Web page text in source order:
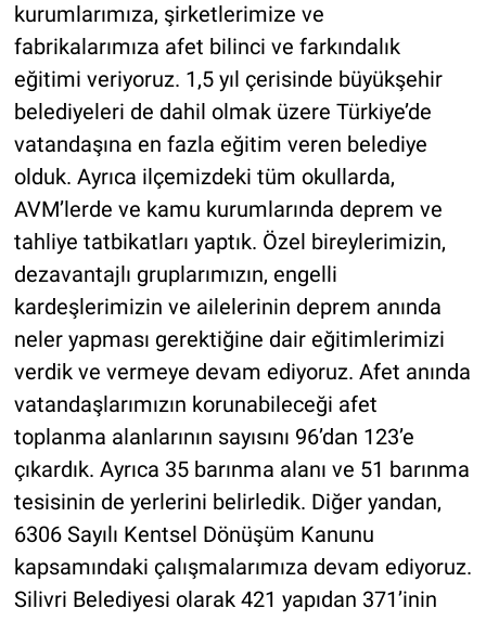
kurumlarımıza, şirketlerimize ve
fabrikalarımıza afet bilinci ve farkındalık
eğitimi veriyoruz. 1,5 yıl çerisinde büyükşehir
belediyeleri de dahil olmak üzere Türkiye’de
vatandaşına en fazla eğitim veren belediye
olduk. Ayrıca ilçemizdeki tüm okullarda,
AVM’lerde ve kamu kurumlarında deprem ve
tahliye tatbikatları yaptık. Özel bireylerimizin,
dezavantajlı gruplarımızın, engelli
kardeşlerimizin ve ailelerinin deprem anında
neler yapması gerektiğine dair eğitimlerimizi
verdik ve vermeye devam ediyoruz. Afet anında
vatandaşlarımızın korunabileceği afet
toplanma alanlarının sayısını 96’dan 123’e
çıkardık. Ayrıca 35 barınma alanı ve 51 barınma
tesisinin de yerlerini belirledik. Diğer yandan,
6306 Sayılı Kentsel Dönüşüm Kanunu
kapsamındaki çalışmalarımıza devam ediyoruz.
Silivri Belediyesi olarak 421 yapıdan 371’inin